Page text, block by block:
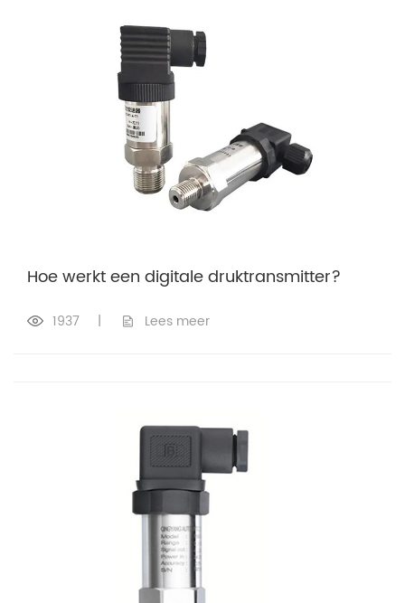
Hoe werkt een digitale druktransmitter?
1937 | Lees meer